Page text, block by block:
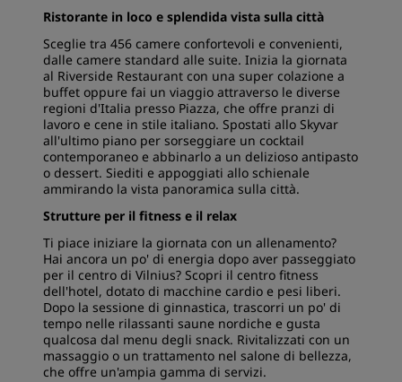
Ristorante in loco e splendida vista sulla città
Sceglie tra 456 camere confortevoli e convenienti,
dalle camere standard alle suite. Inizia la giornata
al Riverside Restaurant con una super colazione a
buffet oppure fai un viaggio attraverso le diverse
regioni d'Italia presso Piazza, che offre pranzi di
lavoro e cene in stile italiano. Spostati allo Skyvar
all'ultimo piano per sorseggiare un cocktail
contemporaneo e abbinarlo a un delizioso antipasto
o dessert. Siediti e appoggiati allo schienale
ammirando la vista panoramica sulla città.
Strutture per il fitness e il relax
Ti piace iniziare la giornata con un allenamento?
Hai ancora un po' di energia dopo aver passeggiato
per il centro di Vilnius? Scopri il centro fitness
dell'hotel, dotato di macchine cardio e pesi liberi.
Dopo la sessione di ginnastica, trascorri un po' di
tempo nelle rilassanti saune nordiche e gusta
qualcosa dal menu degli snack. Rivitalizzati con un
massaggio o un trattamento nel salone di bellezza,
che offre un'ampia gamma di servizi.